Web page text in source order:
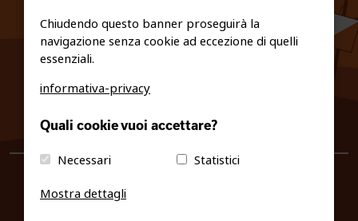
info@fiso.it|fiso@pec-mail.eu
Chiudendo questo banner proseguirà la
navigazione senza cookie ad eccezione di quelli
essenziali.
informativa-privacy
Quali cookie vuoi accettare?
Necessari
Statistici
Mostra dettagli